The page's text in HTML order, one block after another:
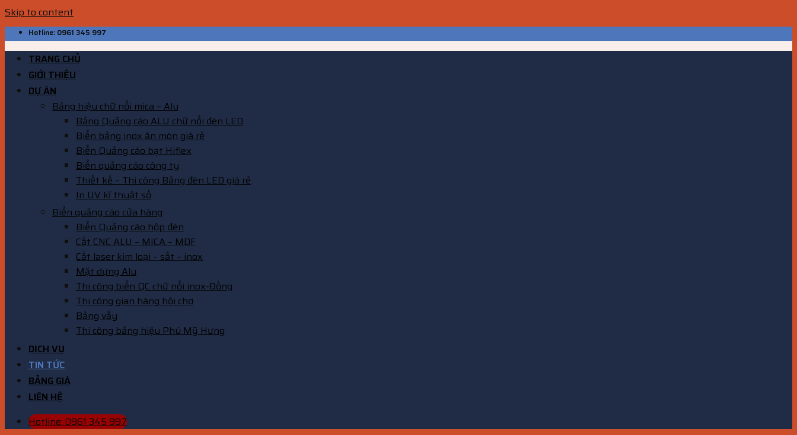
Skip to content
Hotline: 0961 345 997
TRANG CHỦ
GIỚI THIỆU
DỰ ÁN
Bảng hiệu chữ nổi mica – Alu
Bảng Quảng cáo ALU chữ nổi đèn LED
Biển bảng inox ăn mòn giá rẻ
Biển Quảng cáo bạt Hiflex
Biển quảng cáo công ty
Thiết kế – Thi công Bảng đèn LED giá rẻ
In UV kĩ thuật số
Biển quảng cáo cửa hàng
Biển Quảng cáo hộp đèn
Cắt CNC ALU – MICA – MDF
Cắt laser kim loại – sắt – inox
Mặt dựng Alu
Thi công biển QC chữ nổi inox-Đồng
Thi công gian hàng hội chợ
Bảng vẫy
Thi công bảng hiệu Phú Mỹ Hưng
DỊCH VỤ
TIN TỨC
BẢNG GIÁ
LIÊN HỆ
Hotline: 0961 345 997